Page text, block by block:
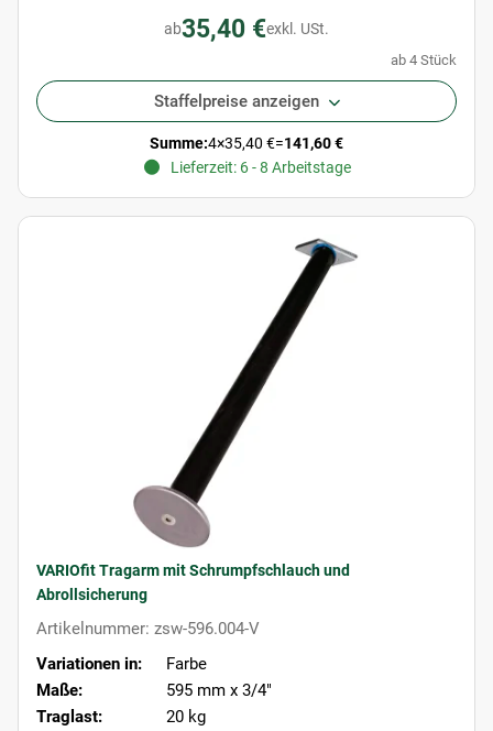
ab35,40 €exkl. USt.
ab 4 Stück
Staffelpreise anzeigen
Summe:4×35,40 €=141,60 €
Lieferzeit: 6 - 8 Arbeitstage
VARIOfit Tragarm mit Schrumpfschlauch und
Abrollsicherung
Artikelnummer: zsw-596.004-V
Variationen in:
Farbe
Maße:
595 mm x 3/4"
Traglast:
20 kg